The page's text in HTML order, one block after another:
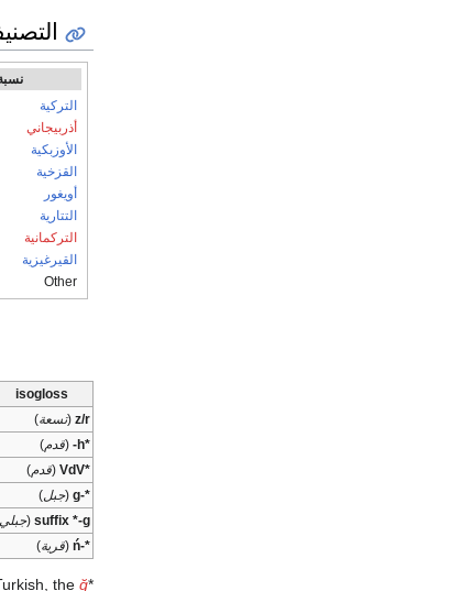
التركية
أذربيجاني
الأوزبكية
القزخية
أويغور
التتارية
التركمانية
القيرغيزية
Other
isogloss
z/r
(تسعة)
*h-
(قدم)
*VdV
(قدم)
*-g
(جبل)
suffix *-g
(
*-ń
(قرية)
*In the standard Istanbul dialect of Turkish, the
ğ